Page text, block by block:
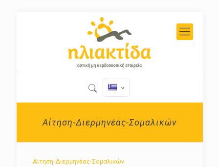
Αίτηση-Διερμηνέας-Σομαλικών
Αίτηση-Διερμηνέας-Σομαλικών